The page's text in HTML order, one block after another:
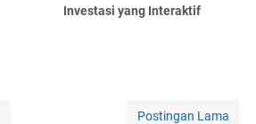
Investasi yang Interaktif
Postingan Lama